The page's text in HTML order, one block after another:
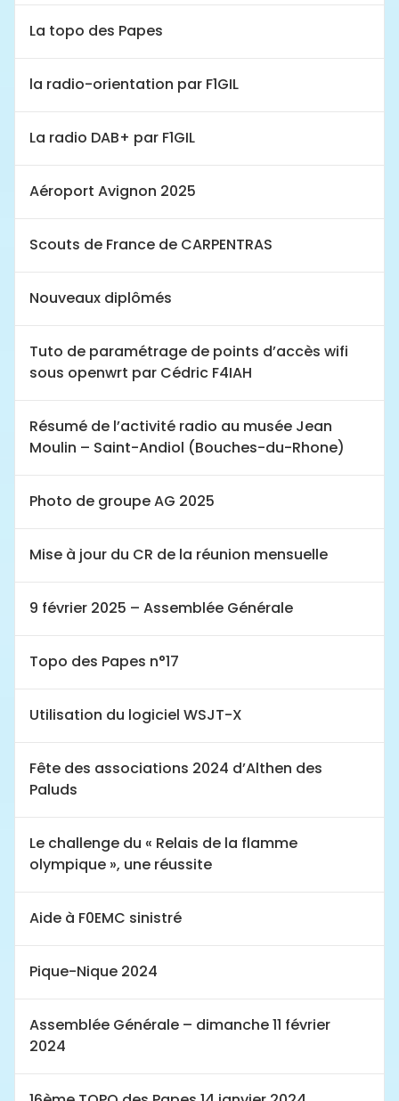
La topo des Papes
la radio-orientation par F1GIL
La radio DAB+ par F1GIL
Aéroport Avignon 2025
Scouts de France de CARPENTRAS
Nouveaux diplômés
Tuto de paramétrage de points d’accès wifi
sous openwrt par Cédric F4IAH
Résumé de l’activité radio au musée Jean
Moulin – Saint-Andiol (Bouches-du-Rhone)
Photo de groupe AG 2025
Mise à jour du CR de la réunion mensuelle
9 février 2025 – Assemblée Générale
Topo des Papes n°17
Utilisation du logiciel WSJT-X
Fête des associations 2024 d’Althen des
Paluds
Le challenge du « Relais de la flamme
olympique », une réussite
Aide à F0EMC sinistré
Pique-Nique 2024
Assemblée Générale – dimanche 11 février
2024